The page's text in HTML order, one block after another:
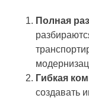
Полная
Гибкая
создавать